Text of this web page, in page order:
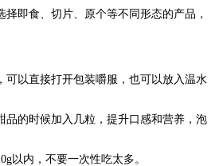
择即食、切片、原个等不同形态的产品，
可以直接打开包装嚼服，也可以放入温水
品的时候加入几粒，提升口感和营养，泡
以内，不要一次性吃太多。